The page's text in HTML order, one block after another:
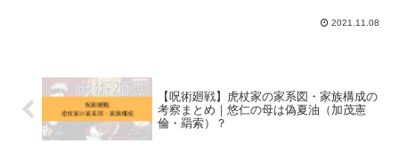
2021.11.08
【呪術廻戦】虎杖家の家系図・家族構成の
考察まとめ｜悠仁の母は偽夏油（加茂憲
倫・羂索）？